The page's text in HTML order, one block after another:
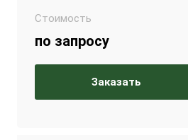
Стоимость
по запросу
Заказать